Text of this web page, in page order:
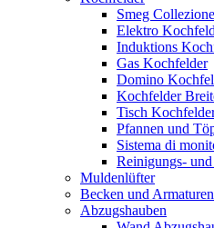
Smeg
Elektro
Induktions
Gas Kochfelder
Domino
Kochfelder
Tisch
Pfannen und
Sistema di
Reinigungs-
Muldenlüfter
Becken und Armaturen
Abzugshauben